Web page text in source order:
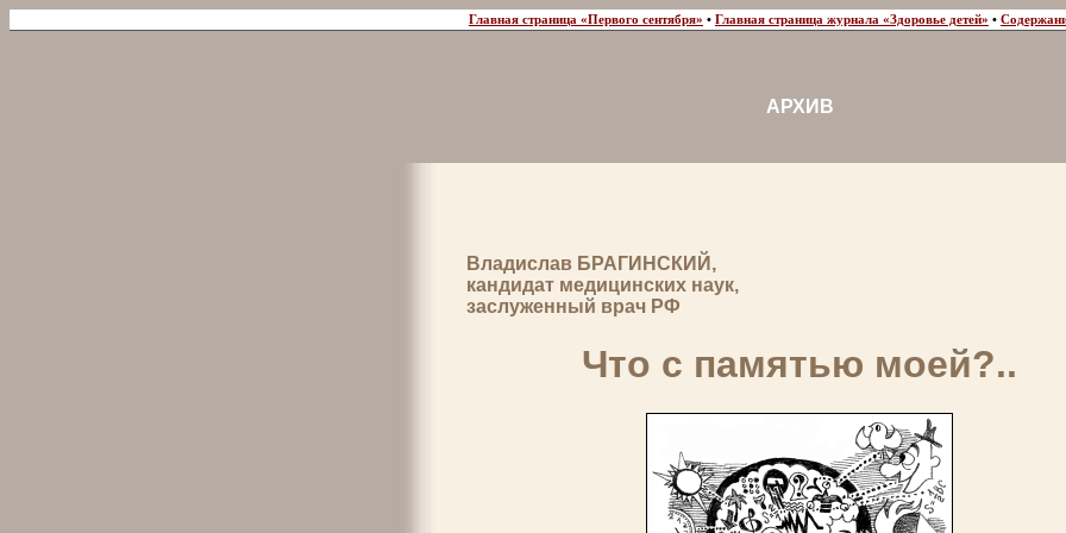
Главная страница «Первого сентября» • Главная страница журнала «Здоровье детей» •
АРХИВ
Владислав БРАГИНСКИЙ,
кандидат медицинских наук,
заслуженный врач РФ
Что с памятью моей?..